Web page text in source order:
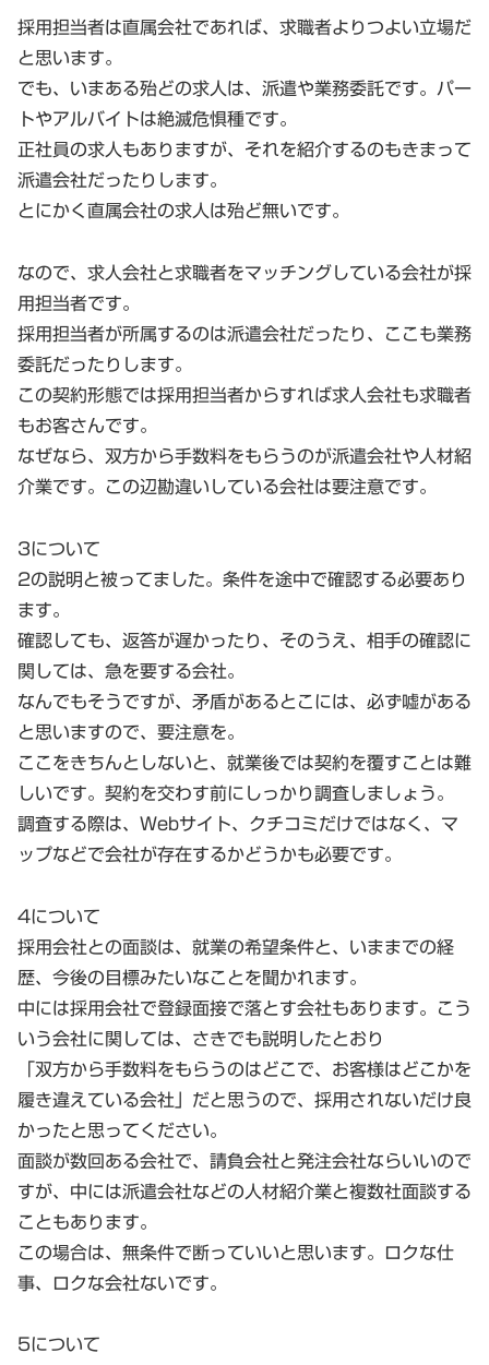
採用担当者は直属会社であれば、求職者よりつよい立場だ
と思います。
でも、いまある殆どの求人は、派遣や業務委託です。パー
トやアルバイトは絶滅危惧種です。
正社員の求人もありますが、それを紹介するのもきまって
派遣会社だったりします。
とにかく直属会社の求人は殆ど無いです。
なので、求人会社と求職者をマッチングしている会社が採
用担当者です。
採用担当者が所属するのは派遣会社だったり、ここも業務
委託だったりします。
この契約形態では採用担当者からすれば求人会社も求職者
もお客さんです。
なぜなら、双方から手数料をもらうのが派遣会社や人材紹
介業です。この辺勘違いしている会社は要注意です。
3について
2の説明と被ってました。条件を途中で確認する必要あり
ます。
確認しても、返答が遅かったり、そのうえ、相手の確認に
関しては、急を要する会社。
なんでもそうですが、矛盾があるとこには、必ず嘘がある
と思いますので、要注意を。
ここをきちんとしないと、就業後では契約を覆すことは難
しいです。契約を交わす前にしっかり調査しましょう。
調査する際は、Webサイト、クチコミだけではなく、マ
ップなどで会社が存在するかどうかも必要です。
4について
採用会社との面談は、就業の希望条件と、いままでの経
歴、今後の目標みたいなことを聞かれます。
中には採用会社で登録面接で落とす会社もあります。こう
いう会社に関しては、さきでも説明したとおり
「双方から手数料をもらうのはどこで、お客様はどこかを
履き違えている会社」だと思うので、採用されないだけ良
かったと思ってください。
面談が数回ある会社で、請負会社と発注会社ならいいので
すが、中には派遣会社などの人材紹介業と複数社面談する
こともあります。
この場合は、無条件で断っていいと思います。ロクな仕
事、ロクな会社ないです。
5について